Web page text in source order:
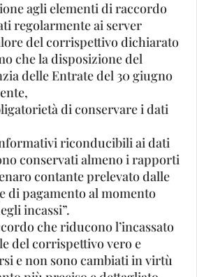
agli elementi di raccordo
regolarmente ai server
del corrispettivo dichiarato
che la disposizione del
delle Entrate del 30 giugno
di conservare i dati
riconducibili ai dati
conservati almeno i rapporti
contante prelevato dalle
di pagamento al momento
incassi”.
che riducono l’incassato
del corrispettivo vero e
e non sono cambiati in virtù